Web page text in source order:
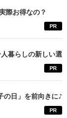
際お得なの？
PR
暮らしの新しい選
PR
の日」を前向きに♪
PR